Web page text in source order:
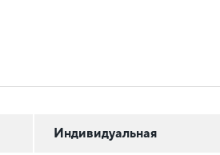
Индивидуальная